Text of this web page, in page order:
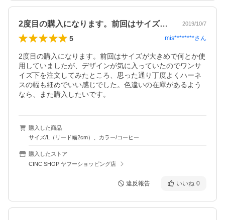
2度目の購入になります。前回はサイズが… 2019/10/7
5 mis********さん
2度目の購入になります。前回はサイズが大きめで何とか使
用していましたが、デザインが気に入っていたのでワンサ
イズ下を注文してみたところ、思った通り丁度よくハーネ
スの幅も細めでいい感じでした。色違いの在庫があるよう
なら、また購入したいです。
購入した商品
サイズ/L（リード幅2cm）、カラー/コーヒー
購入したストア
CINC SHOP ヤフーショッピング店
違反報告 いいね 0